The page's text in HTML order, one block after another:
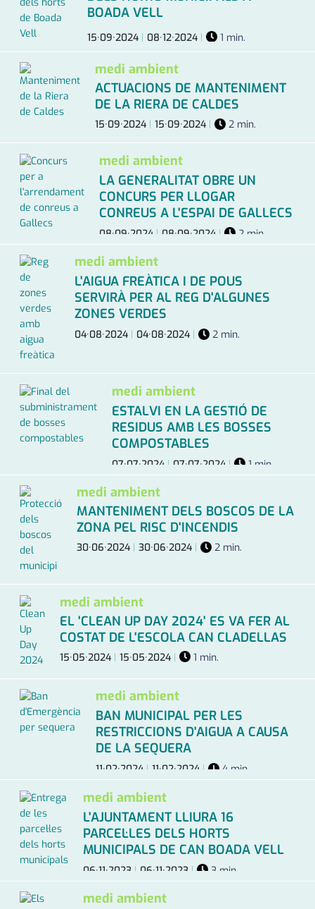
BOADA VELL
15·09·2024 | 08·12·2024 | 1 min.
medi ambient
ACTUACIONS DE MANTENIMENT
DE LA RIERA DE CALDES
15·09·2024 | 15·09·2024 | 2 min.
medi ambient
LA GENERALITAT OBRE UN
CONCURS PER LLOGAR
CONREUS A L'ESPAI DE GALLECS
08·09·2024 | 08·09·2024 | 2 min.
medi ambient
L'AIGUA FREÀTICA I DE POUS
SERVIRÀ PER AL REG D'ALGUNES
ZONES VERDES
04·08·2024 | 04·08·2024 | 2 min.
medi ambient
ESTALVI EN LA GESTIÓ DE
RESIDUS AMB LES BOSSES
COMPOSTABLES
07·07·2024 | 07·07·2024 | 1 min.
medi ambient
MANTENIMENT DELS BOSCOS DE LA
ZONA PEL RISC D'INCENDIS
30·06·2024 | 30·06·2024 | 2 min.
medi ambient
EL 'CLEAN UP DAY 2024' ES VA FER AL
COSTAT DE L'ESCOLA CAN CLADELLAS
15·05·2024 | 15·05·2024 | 1 min.
medi ambient
BAN MUNICIPAL PER LES
RESTRICCIONS D'AIGUA A CAUSA
DE LA SEQUERA
11·02·2024 | 11·02·2024 | 4 min.
medi ambient
L'AJUNTAMENT LLIURA 16
PARCEL·LES DELS HORTS
MUNICIPALS DE CAN BOADA VELL
06·11·2023 | 06·11·2023 | 3 min.
medi ambient